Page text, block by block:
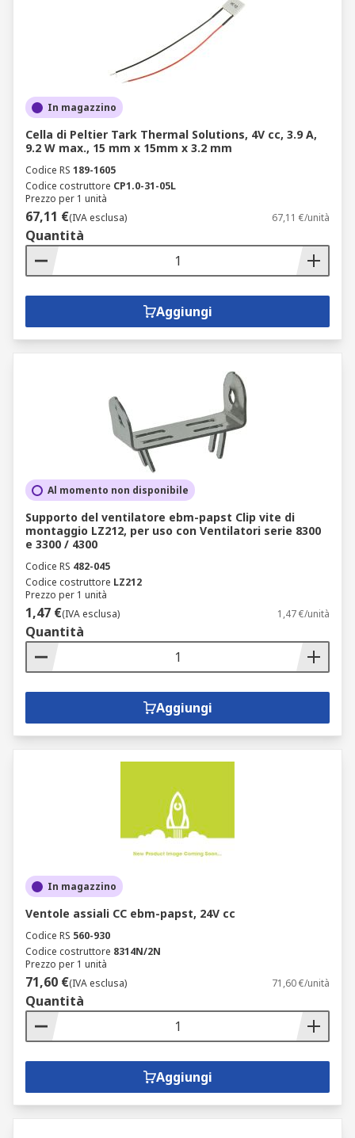
In magazzino
Cella di Peltier Tark Thermal Solutions, 4V cc, 3.9 A,
9.2 W max., 15 mm x 15mm x 3.2 mm
Codice RS 189-1605
Codice costruttore CP1.0-31-05L
Prezzo per 1 unità
67,11 €(IVA esclusa) 67,11 €/unità
Quantità
Aggiungi
Al momento non disponibile
Supporto del ventilatore ebm-papst Clip vite di
montaggio LZ212, per uso con Ventilatori serie 8300
e 3300 / 4300
Codice RS 482-045
Codice costruttore LZ212
Prezzo per 1 unità
1,47 €(IVA esclusa) 1,47 €/unità
Quantità
Aggiungi
In magazzino
Ventole assiali CC ebm-papst, 24V cc
Codice RS 560-930
Codice costruttore 8314N/2N
Prezzo per 1 unità
71,60 €(IVA esclusa) 71,60 €/unità
Quantità
Aggiungi